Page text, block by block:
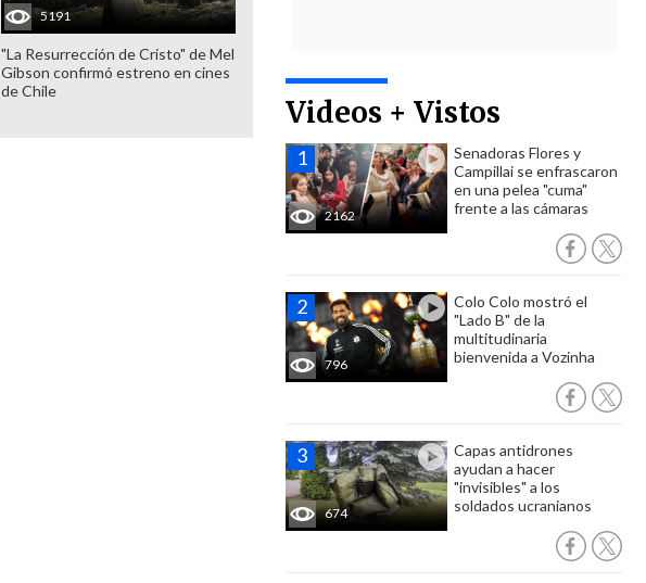
Videos + Vistos
2162
Senadoras Flores y
Campillai se enfrascaron
en una pelea "cuma"
frente a las cámaras
796
Colo Colo mostró el
"Lado B" de la
multitudinaria
bienvenida a Vozinha
674
Capas antidrones
ayudan a hacer
"invisibles" a los
soldados ucranianos
5191
"La Resurrección de Cristo" de Mel
Gibson confirmó estreno en cines
de Chile